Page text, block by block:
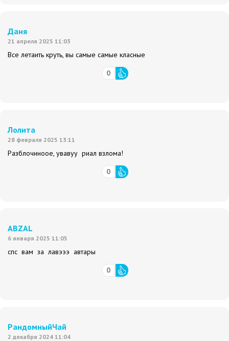
Даня
21 апреля 2025 11:03
Все летаить круть, вы самые самые класные
0
Лолита
28 февраля 2025 13:11
Разблочиноое, увавуу риал взлома!
0
ABZAL
6 января 2025 11:05
спс вам за лавэээ автары
0
РандомныйЧай
2 декабря 2024 11:04